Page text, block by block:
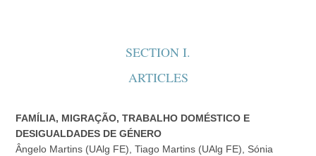
SECTION I.
ARTICLES
FAMÍLIA, MIGRAÇÃO, TRABALHO DOMÉSTICO E
DESIGUALDADES DE GÉNERO
Ângelo Martins (UAlg FE), Tiago Martins (UAlg FE), Sónia